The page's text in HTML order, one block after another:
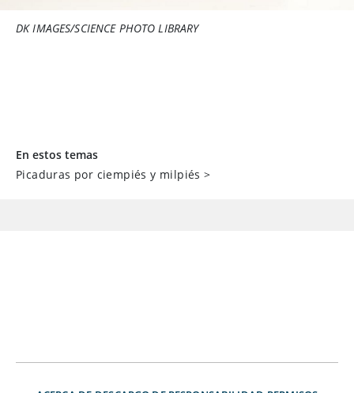
DK IMAGES/SCIENCE PHOTO LIBRARY
En estos temas
Picaduras por ciempiés y milpiés >